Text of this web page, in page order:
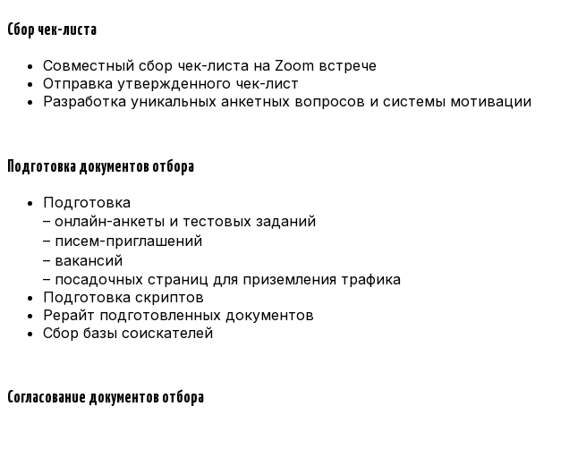
Сбор чек-листа
Совместный сбор чек-листа на Zoom встрече
Отправка утвержденного чек-лист
Разработка уникальных анкетных вопросов и системы мотивации
Подготовка документов отбора
Подготовка
– онлайн-анкеты и тестовых заданий
– писем-приглашений
– вакансий
– посадочных страниц для приземления трафика
Подготовка скриптов
Рерайт подготовленных документов
Сбор базы соискателей
Согласование документов отбора